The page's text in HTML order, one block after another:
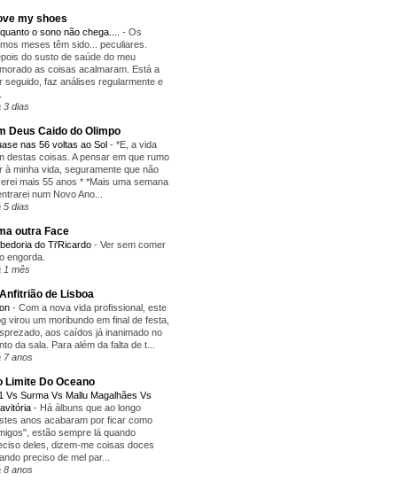
my shoes
o sono não chega.... - Os
meses têm sido... peculiares.
do susto de saúde do meu
as coisas acalmaram. Está a
seguido, faz análises regularmente e
3 dias
Deus Caido do Olimpo
nas 56 voltas ao Sol - *E, a vida
destas coisas. A pensar em que rumo
à minha vida, seguramente que não
mais 55 anos * *Mais uma semana
num Novo Ano...
5 dias
outra Face
do Ti'Ricardo - Ver sem comer
engorda.
1 mês
de Lisboa
- Com a nova vida profissional, este
virou um moribundo em final de festa,
aos caídos já inanimado no
da sala. Para além da falta de t...
7 anos
Limite Do Oceano
Vs Surma Vs Mallu Magalhães Vs
- Há álbuns que ao longo
anos acabaram por ficar como
estão sempre lá quando
deles, dizem-me coisas doces
preciso de mel par...
8 anos